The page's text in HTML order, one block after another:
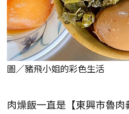
圖／豬飛小姐的彩色生活
肉燥飯一直是【東興市魯